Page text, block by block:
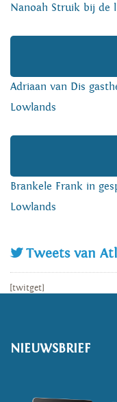
Nanoah Struik bij de
Adriaan van Dis
Lowlands
Brankele Frank in
Lowlands
Tweets van
[twitget]
NIEUWSBRIEF